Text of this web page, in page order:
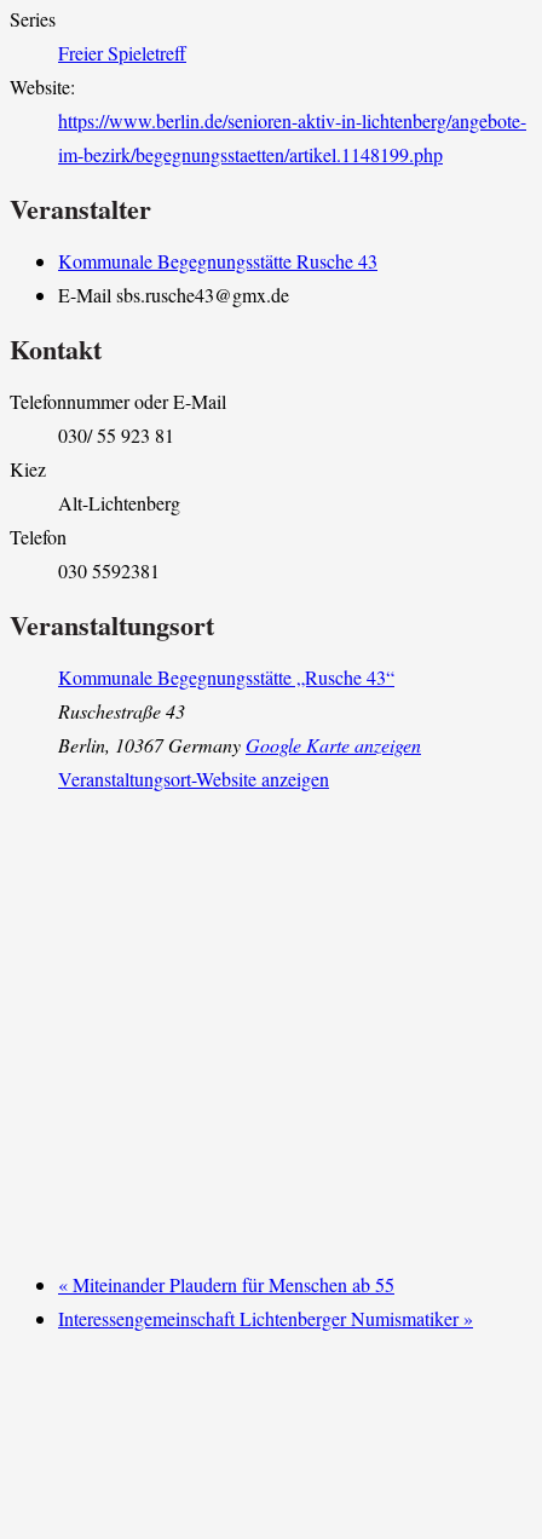
Series
Freier Spieletreff
Website:
https://www.berlin.de/senioren-aktiv-in-lichtenberg/angebote-
im-bezirk/begegnungsstaetten/artikel.1148199.php
Veranstalter
Kommunale Begegnungsstätte Rusche 43
E-Mail sbs.rusche43@gmx.de
Kontakt
Telefonnummer oder E-Mail
030/ 55 923 81
Kiez
Alt-Lichtenberg
Telefon
030 5592381
Veranstaltungsort
Kommunale Begegnungsstätte „Rusche 43“
Ruschestraße 43
Berlin, 10367GermanyGoogle Karte anzeigen
Veranstaltungsort-Website anzeigen
«Miteinander Plaudern für Menschen ab 55
Interessengemeinschaft Lichtenberger Numismatiker»